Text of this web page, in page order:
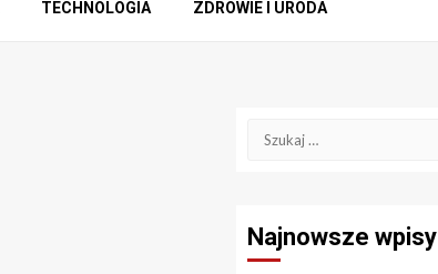
TECHNOLOGIA ZDROWIE I URODA
Szukaj:
Najnowsze wpisy